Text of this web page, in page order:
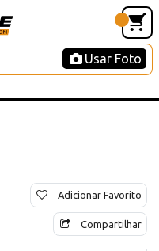
Usar Foto
Adicionar Favorito
Compartilhar